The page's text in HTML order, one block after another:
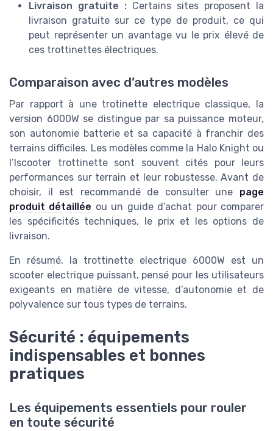
Livraison gratuite : Certains sites proposent la
livraison gratuite sur ce type de produit, ce qui
peut représenter un avantage vu le prix élevé de
ces trottinettes électriques.
Comparaison avec d’autres modèles
Par rapport à une trotinette electrique classique, la
version 6000W se distingue par sa puissance moteur,
son autonomie batterie et sa capacité à franchir des
terrains difficiles. Les modèles comme la Halo Knight ou
l’Iscooter trottinette sont souvent cités pour leurs
performances sur terrain et leur robustesse. Avant de
choisir, il est recommandé de consulter une page
produit détaillée ou un guide d’achat pour comparer
les spécificités techniques, le prix et les options de
livraison.
En résumé, la trottinette electrique 6000W est un
scooter electrique puissant, pensé pour les utilisateurs
exigeants en matière de vitesse, d’autonomie et de
polyvalence sur tous types de terrains.
Sécurité : équipements
indispensables et bonnes
pratiques
Les équipements essentiels pour rouler
en toute sécurité